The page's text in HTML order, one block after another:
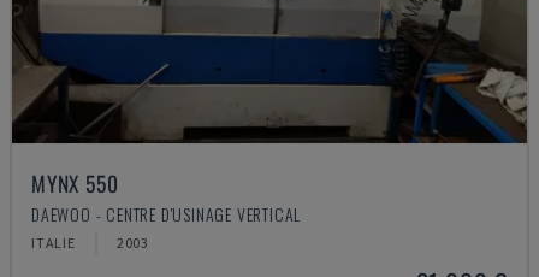
MYNX 550
DAEWOO - CENTRE D'USINAGE VERTICAL
ITALIE 2003